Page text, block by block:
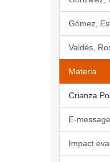
Gómez,
Valdés,
Materia
Crianza
E-
Impact